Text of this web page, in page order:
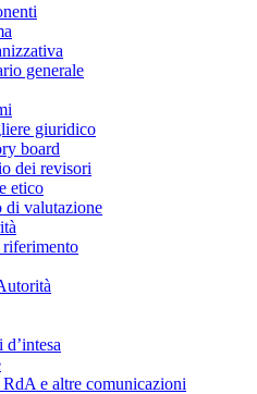
generale
giuridico
board
dei revisori
etico
di valutazione
e altre comunicazioni